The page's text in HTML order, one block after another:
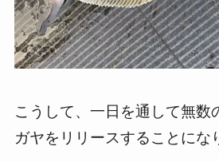
こうして、一日を通して無数
ガヤをリリースすることにな